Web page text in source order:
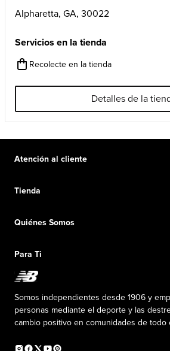
Alpharetta, GA, 30022
Servicios en la tienda
Recolecte en la tienda
Detalles de la
Atención al cliente
Iniciar una devolución
Conviértete en miembro
Tienda
Tarjetas de regalo
Exclusiones de ventas
Reconsidered
Quiénes Somos
Liderazgo responsable
Fundación New Balance
Carreras
La PISTA en New Balance
Sala de prensa
Información sobre el plan médico
Para Ti
Descuentos especiales
Programa de afiliados
Productos falsificados
Declaración de accesibilidad
Somos independientes desde 1906 y
personas mediante el deporte y las
cambio positivo en comunidades de todo